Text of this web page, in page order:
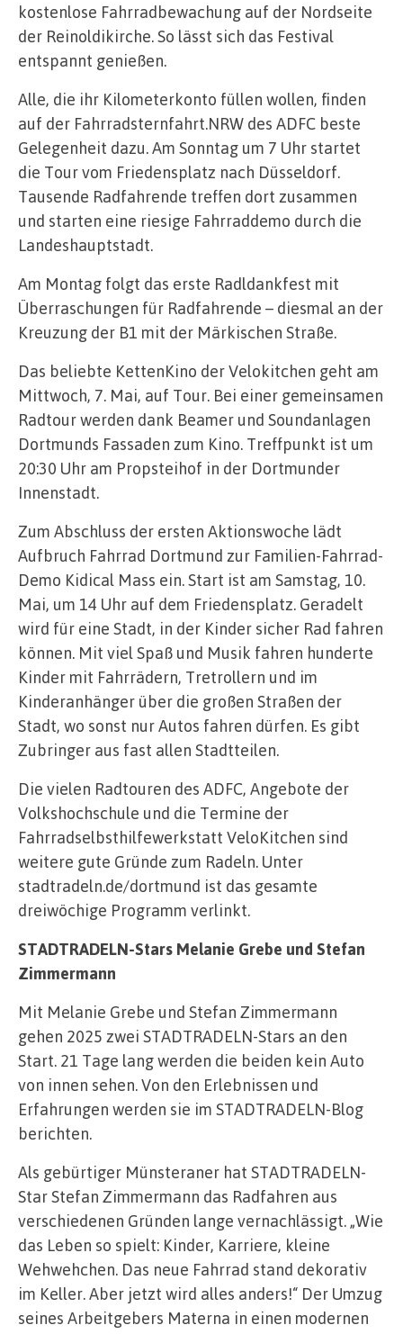
kostenlose Fahrradbewachung auf der Nordseite
der Reinoldikirche. So lässt sich das Festival
entspannt genießen.
Alle, die ihr Kilometerkonto füllen wollen, finden
auf der Fahrradsternfahrt.NRW des ADFC beste
Gelegenheit dazu. Am Sonntag um 7 Uhr startet
die Tour vom Friedensplatz nach Düsseldorf.
Tausende Radfahrende treffen dort zusammen
und starten eine riesige Fahrraddemo durch die
Landeshauptstadt.
Am Montag folgt das erste Radldankfest mit
Überraschungen für Radfahrende – diesmal an der
Kreuzung der B1 mit der Märkischen Straße.
Das beliebte KettenKino der Velokitchen geht am
Mittwoch, 7. Mai, auf Tour. Bei einer gemeinsamen
Radtour werden dank Beamer und Soundanlagen
Dortmunds Fassaden zum Kino. Treffpunkt ist um
20:30 Uhr am Propsteihof in der Dortmunder
Innenstadt.
Zum Abschluss der ersten Aktionswoche lädt
Aufbruch Fahrrad Dortmund zur Familien-Fahrrad-
Demo Kidical Mass ein. Start ist am Samstag, 10.
Mai, um 14 Uhr auf dem Friedensplatz. Geradelt
wird für eine Stadt, in der Kinder sicher Rad fahren
können. Mit viel Spaß und Musik fahren hunderte
Kinder mit Fahrrädern, Tretrollern und im
Kinderanhänger über die großen Straßen der
Stadt, wo sonst nur Autos fahren dürfen. Es gibt
Zubringer aus fast allen Stadtteilen.
Die vielen Radtouren des ADFC, Angebote der
Volkshochschule und die Termine der
Fahrradselbsthilfewerkstatt VeloKitchen sind
weitere gute Gründe zum Radeln. Unter
stadtradeln.de/dortmund ist das gesamte
dreiwöchige Programm verlinkt.
STADTRADELN-Stars Melanie Grebe und Stefan
Zimmermann
Mit Melanie Grebe und Stefan Zimmermann
gehen 2025 zwei STADTRADELN-Stars an den
Start. 21 Tage lang werden die beiden kein Auto
von innen sehen. Von den Erlebnissen und
Erfahrungen werden sie im STADTRADELN-Blog
berichten.
Als gebürtiger Münsteraner hat STADTRADELN-
Star Stefan Zimmermann das Radfahren aus
verschiedenen Gründen lange vernachlässigt. „Wie
das Leben so spielt: Kinder, Karriere, kleine
Wehwehchen. Das neue Fahrrad stand dekorativ
im Keller. Aber jetzt wird alles anders!“ Der Umzug
seines Arbeitgebers Materna in einen modernen